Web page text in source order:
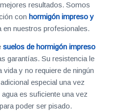
resultados. Somos
conhormigón impreso y
en nuestros profesionales.
suelos de hormigón impreso
garantías. Su resistencia le
vida y no requiere de ningún
especial una vez
es suficiente una vez
poder ser pisado.